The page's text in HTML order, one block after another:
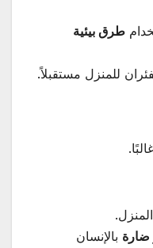
طرق بيئية
للمنزل مستقبلاً.
ضارة بالإنسان